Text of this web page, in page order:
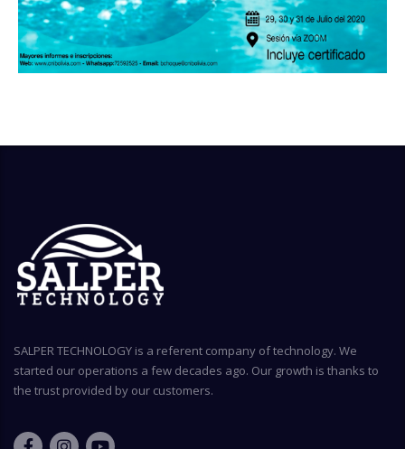
SALPER TECHNOLOGY is a referent company of technology. We
started our operations a few decades ago. Our growth is thanks to
the trust provided by our customers.